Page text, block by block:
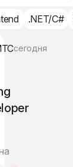
.NET/C#
сегодня